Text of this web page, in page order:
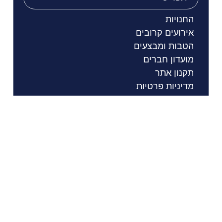
החנויות
אירועים קרובים
הטבות ומבצעים
מועדון חברים
תקנון אתר
מדיניות פרטיות